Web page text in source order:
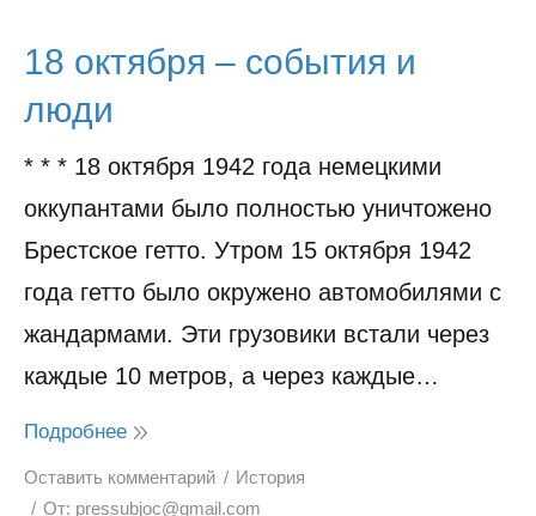
18 октября – события и
люди
* * * 18 октября 1942 года немецкими
оккупантами было полностью уничтожено
Брестское гетто. Утром 15 октября 1942
года гетто было окружено автомобилями с
жандармами. Эти грузовики встали через
каждые 10 метров, а через каждые…
Подробнее
Оставить комментарий
История
От: pressubjoc@gmail.com